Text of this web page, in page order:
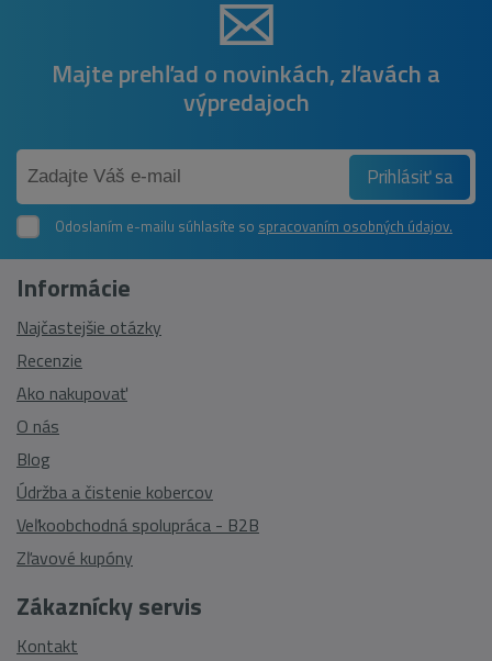
Majte prehľad o novinkách, zľavách a
výpredajoch
Prihlásiť sa
Odoslaním e-mailu súhlasíte so spracovaním osobných údajov.
Zákaznícky servis
Kontakt
Informácie
Najčastejšie otázky
Recenzie
Ako nakupovať
O nás
Blog
Údržba a čistenie kobercov
Veľkoobchodná spolupráca - B2B
Zľavové kupóny